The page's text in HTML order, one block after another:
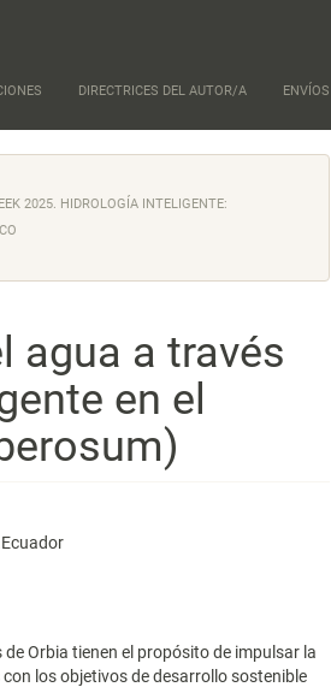
DIRECTRICES DEL AUTOR/A ENVÍOS
2025. HIDROLOGÍA INTELIGENTE:
agua a través
en el
Orbia tienen el propósito de impulsar la
los objetivos de desarrollo sostenible